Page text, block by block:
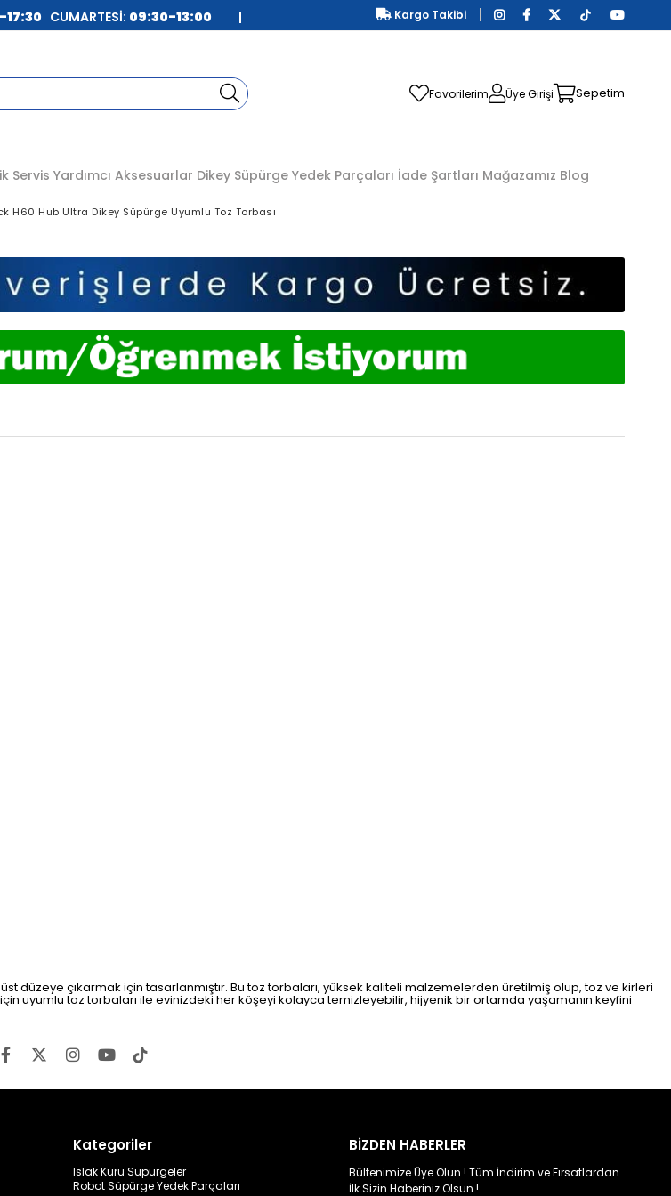
CUMARTESİ: 09:30-13:00 | Kargo Takibi
Favorilerim Üye Girişi Sepetim
Servis Yardımcı Aksesuarlar Dikey Süpürge Yedek Parçaları İade Şartları Mağazamız Blog
H60 Hub Ultra Dikey Süpürge Uyumlu Toz Torbası
düzeye çıkarmak için tasarlanmıştır. Bu toz torbaları, yüksek kaliteli malzemelerden üretilmiş olup, toz ve kirleri
uyumlu toz torbaları ile evinizdeki her köşeyi kolayca temizleyebilir, hijyenik bir ortamda yaşamanın keyfini
Kategoriler
Islak Kuru Süpürgeler
Robot Süpürge Yedek Parçaları
BİZDEN HABERLER
Bültenimize Üye Olun ! Tüm İndirim ve Fırsatlardan
İlk Sizin Haberiniz Olsun !